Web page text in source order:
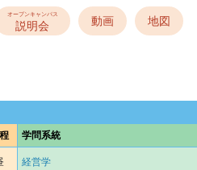
オープンキャンパス
説明会 動画 地図
学問系統
経営学